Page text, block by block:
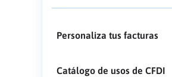
Personaliza tus facturas
Catálogo de usos de CFDI